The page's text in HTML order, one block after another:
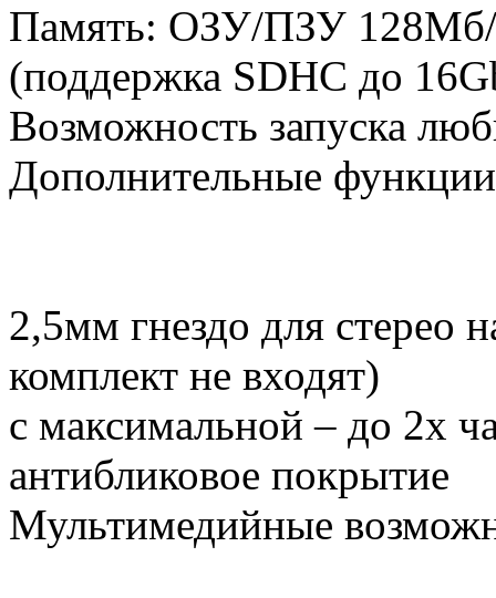
Память: ОЗУ/ПЗУ 128Мб/
(поддержка SDHC до
Возможность запуска
Дополнительные функции
2,5мм гнездо для стерео
комплект не входят)
с максимальной – до 2х
антибликовое покрытие
Мультимедийные